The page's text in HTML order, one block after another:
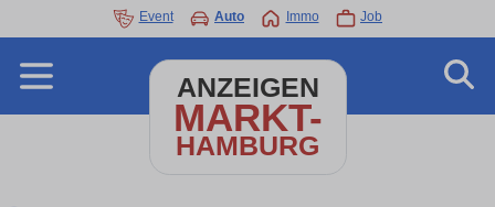
Event Auto Immo Job
ANZEIGEN
MARKT-
HAMBURG